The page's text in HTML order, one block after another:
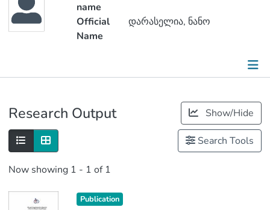
name
Official
Name
დარასელია, ნანო
Research Output Show/Hide
Search Tools
Now showing 1 - 1 of 1
Publication